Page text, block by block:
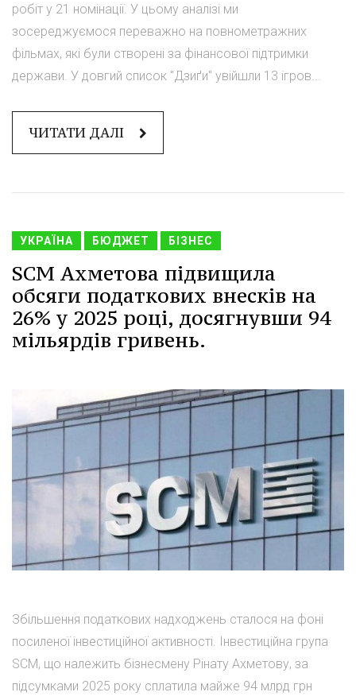
робіт у 21 номінації. У цьому аналізі ми
зосереджуємося переважно на повнометражних
фільмах, які були створені за фінансової підтримки
держави. У довгий список "Дзиґи" увійшли 13 ігров...
ЧИТАТИ ДАЛІ
УКРАЇНА БЮДЖЕТ БІЗНЕС
SCM Ахметова підвищила
обсяги податкових внесків на
26% у 2025 році, досягнувши 94
мільярдів гривень.
Збільшення податкових надходжень сталося на фоні
посиленої інвестиційної активності. Інвестиційна група
SCM, що належить бізнесмену Рінату Ахметову, за
підсумками 2025 року сплатила майже 94 млрд грн